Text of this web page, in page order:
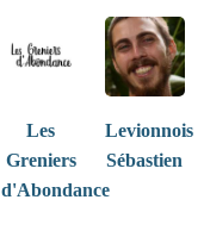
Les
Greniers
d'Abondance
Levionnois
Sébastien